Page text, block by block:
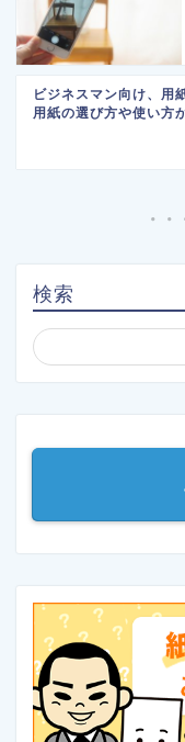
ビジネスマン向け、用
用紙の選び方や使い方
検索